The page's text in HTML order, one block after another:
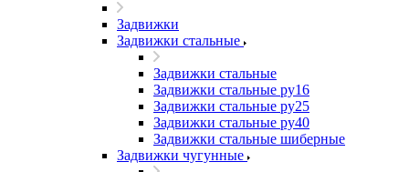
Задвижки
Задвижки стальные
Задвижки стальные
Задвижки стальные ру16
Задвижки стальные ру25
Задвижки стальные ру40
Задвижки стальные шиберные
Задвижки чугунные